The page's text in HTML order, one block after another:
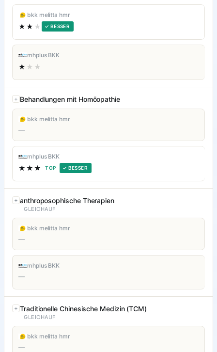
bkk melitta hmr
★★ ★ ✓ BESSER
mhplus BKK
★ ★★
Behandlungen mit Homöopathie
bkk melitta hmr
—
mhplus BKK
★★★ TOP ✓ BESSER
anthroposophische Therapien
GLEICHAUF
bkk melitta hmr
—
mhplus BKK
—
Traditionelle Chinesische Medizin (TCM)
GLEICHAUF
bkk melitta hmr
—